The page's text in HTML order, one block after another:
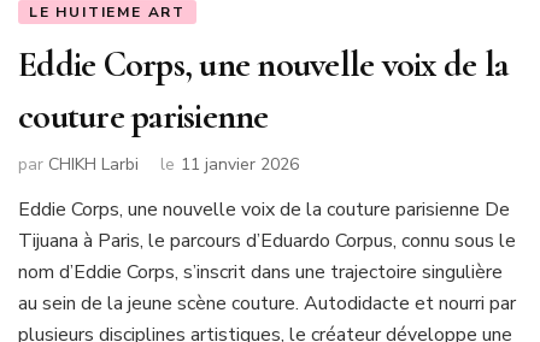
LE HUITIEME ART
Eddie Corps, une nouvelle voix de la
couture parisienne
par CHIKH Larbi le 11 janvier 2026
Eddie Corps, une nouvelle voix de la couture parisienne De
Tijuana à Paris, le parcours d’Eduardo Corpus, connu sous le
nom d’Eddie Corps, s’inscrit dans une trajectoire singulière
au sein de la jeune scène couture. Autodidacte et nourri par
plusieurs disciplines artistiques, le créateur développe une